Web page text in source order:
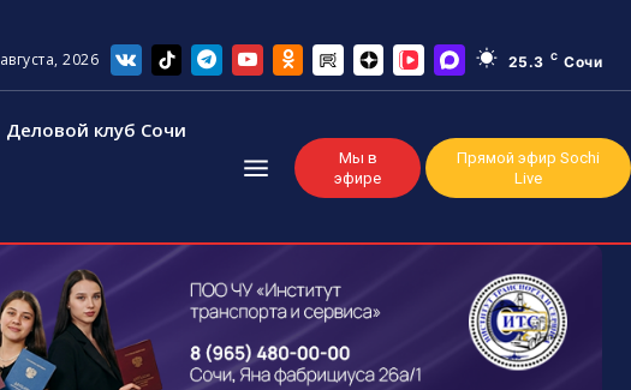
2026 25.3 C Сочи
Деловой клуб Сочи
Мы в
эфире
Прямой эфир Sochi
Live